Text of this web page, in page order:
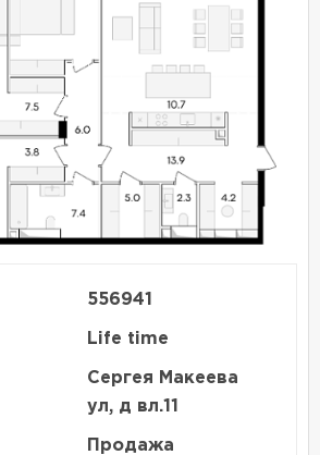
556941
Life time
Сергея Макеева
ул, д вл.11
Продажа